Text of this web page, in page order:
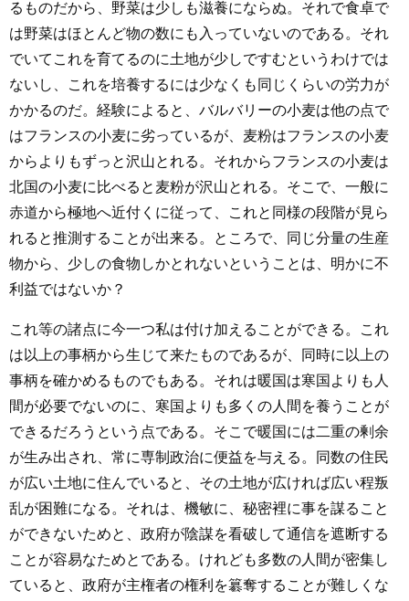
るものだから、野菜は少しも滋養にならぬ。それで食卓で
は野菜はほとんど物の数にも入っていないのである。それ
でいてこれを育てるのに土地が少しですむというわけでは
ないし、これを培養するには少なくも同じくらいの労力が
かかるのだ。経験によると、バルバリーの小麦は他の点で
はフランスの小麦に劣っているが、麦粉はフランスの小麦
からよりもずっと沢山とれる。それからフランスの小麦は
北国の小麦に比べると麦粉が沢山とれる。そこで、一般に
赤道から極地へ近付くに従って、これと同様の段階が見ら
れると推測することが出来る。ところで、同じ分量の生産
物から、少しの食物しかとれないということは、明かに不
利益ではないか？
これ等の諸点に今一つ私は付け加えることができる。これ
は以上の事柄から生じて来たものであるが、同時に以上の
事柄を確かめるものでもある。それは暖国は寒国よりも人
間が必要でないのに、寒国よりも多くの人間を養うことが
できるだろうという点である。そこで暖国には二重の剰余
が生み出され、常に専制政治に便益を与える。同数の住民
が広い土地に住んでいると、その土地が広ければ広い程叛
乱が困難になる。それは、機敏に、秘密裡に事を謀ること
ができないためと、政府が陰謀を看破して通信を遮断する
ことが容易なためとである。けれども多数の人間が密集し
ていると、政府が主権者の権利を簒奪することが難しくな